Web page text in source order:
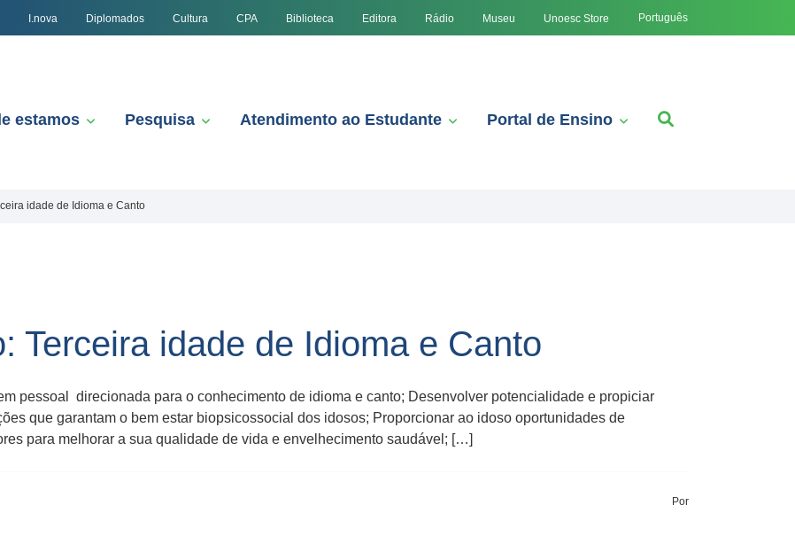
I.nova Diplomados Cultura CPA Biblioteca Editora Rádio Museu Unoesc Store Português
estamos Pesquisa Atendimento ao Estudante Portal de Ensino
idade de Idioma e Canto
Terceira idade de Idioma e Canto
pessoal direcionada para o conhecimento de idioma e canto; Desenvolver potencialidade e propiciar
que garantam o bem estar biopsicossocial dos idosos; Proporcionar ao idoso oportunidades de
para melhorar a sua qualidade de vida e envelhecimento saudável; […]
Por